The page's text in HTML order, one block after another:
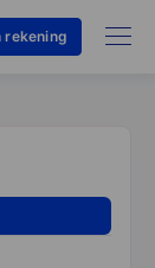
rekening